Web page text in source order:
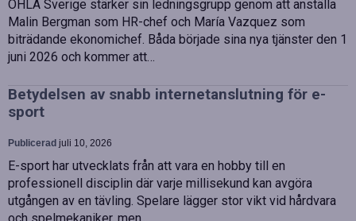
OHLA Sverige stärker sin ledningsgrupp genom att anställa
Malin Bergman som HR-chef och María Vazquez som
biträdande ekonomichef. Båda började sina nya tjänster den 1
juni 2026 och kommer att…
Betydelsen av snabb internetanslutning för e-
sport
Publicerad juli 10, 2026
E-sport har utvecklats från att vara en hobby till en
professionell disciplin där varje millisekund kan avgöra
utgången av en tävling. Spelare lägger stor vikt vid hårdvara
och spelmekaniker, men…